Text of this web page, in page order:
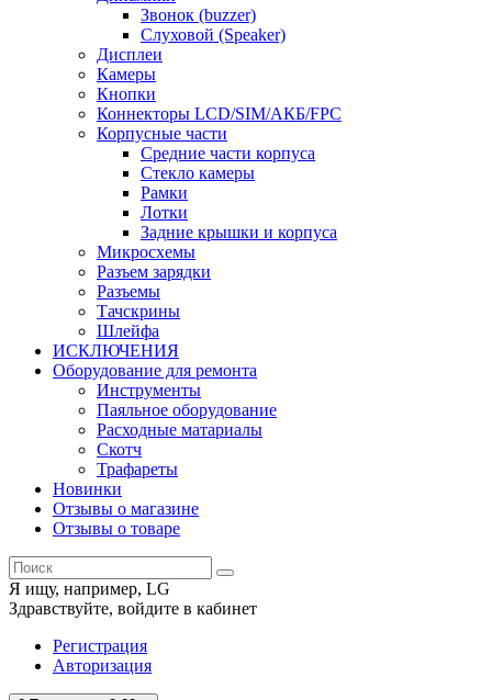
Звонок (buzzer)
Слуховой (Speaker)
Дисплеи
Камеры
Кнопки
Коннекторы LCD/SIM/АКБ/FPC
Корпусные части
Средние части корпуса
Стекло камеры
Рамки
Лотки
Задние крышки и корпуса
Микросхемы
Разъем зарядки
Разъемы
Тачскрины
Шлейфа
ИСКЛЮЧЕНИЯ
Оборудование для ремонта
Инструменты
Паяльное оборудование
Расходные матариалы
Скотч
Трафареты
Новинки
Отзывы о магазине
Отзывы о товаре
Я ищу, например, LG
Здравствуйте, войдите в кабинет
Регистрация
Авторизация